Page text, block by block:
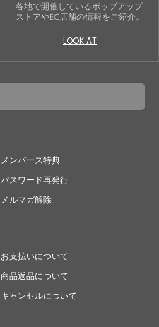
各地で開催しているポップアップ
ストアやEC店舗の情報をご紹介。
LOOK AT
メンバーズ特典
パスワード再発行
メルマガ解除
お支払いについて
商品返品について
キャンセルについて